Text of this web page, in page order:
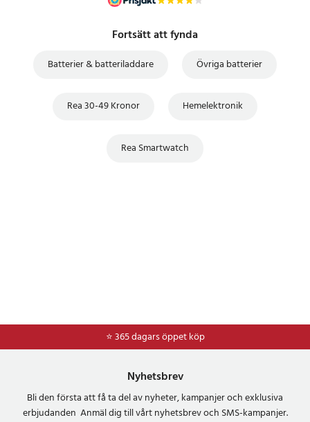
Fortsätt att fynda
Batterier & batteriladdare Övriga batterier
Rea 30-49 Kronor Hemelektronik
Rea Smartwatch
⭐ 365 dagars öppet köp
⭐Frakt 49kr *
Nyhetsbrev
Bli den första att få ta del av nyheter, kampanjer och exklusiva
erbjudanden Anmäl dig till vårt nyhetsbrev och SMS-kampanjer.